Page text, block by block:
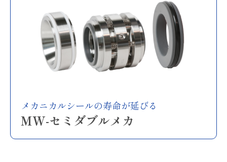
メカニカルシールの寿命が延びる
MW-セミダブルメカ